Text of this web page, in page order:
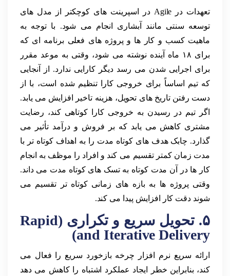
تعهدات در Agile در اسپرینت های کوچکتر از مدل های
توسعه سنتی مانند آبشاری انجام می شود. با توجه به
ماهیت کسب و کار ها و پروژه های فعلی برنامه ای که
برای ۱۸ ماه آینده نوشته می شود، وقتی به موعد مقرر
برای اجرایی شدن می رسد دیگر کارایی ندارد. از آنجایی
که تیم اساساً برای خروجی کارا تنظیم شده است، با از
دست رفتن تاریخ های تحویل، هزینه تاخیر افزایش می یابد.
اگر تیم در رسیدن به خروجی کارا کوتاهی کند، رضایت
مشتری کاهش می یابد که بر فروش و درآمد تأثیر می
گذارد. چابک هدف های کوتاه مدت را به اهداف کوتاه تر با
مدت زمان کمتر تقسیم می کند و افراد را موظف به انجام
کار ها در آن مدت کوتاه به تسک های کوتاه مدت می داند.
وقتی پروژه ها به بازه های زمانی کوتاه تر تقسیم می
شوند دقت کار افزایش پیدا می کند.
۵. تحویل سریع و تکراری (Rapid
and Iterative Delivery)
ارائه سریع نرم افزار چرخه بازخورد سریع را فعال می
کند، بنابراین خطر ایجاد عملکرد اشتباه را کاهش می دهد